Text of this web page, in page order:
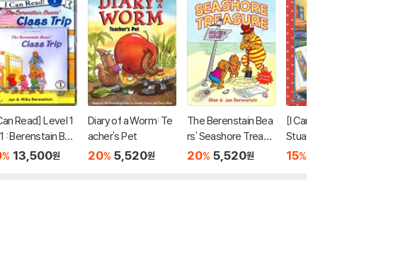
Read] Level 1
: Berenstain Bea
Trip
% 13,500원
Diary of a Worm: Te
acher's Pet
20% 5,520원
The Berenstain Bea
rs' Seashore Treasu
re [With Stickers]
20% 5,520원
[I Can Read] Level 1 :
Stuart at the Library
15%